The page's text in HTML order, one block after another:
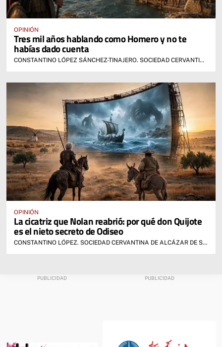
OPINIÓN
Tres mil años hablando como Homero y no te
habías dado cuenta
CONSTANTINO LÓPEZ SÁNCHEZ-TINAJERO. SOCIEDAD CERVANTINA DE ALCÁZAR DE SAN JUAN
OPINIÓN
La cicatriz que Nolan reabrió: por qué don Quijote
es el nieto secreto de Odiseo
CONSTANTINO LÓPEZ. SOCIEDAD CERVANTINA DE ALCÁZAR DE SAN JUAN